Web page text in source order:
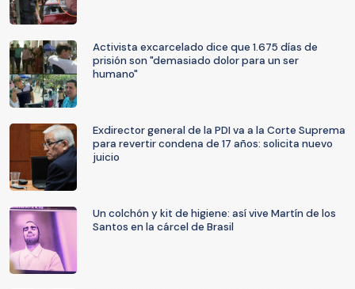
Activista excarcelado dice que 1.675 días de
prisión son "demasiado dolor para un ser
humano"
Exdirector general de la PDI va a la Corte Suprema
para revertir condena de 17 años: solicita nuevo
juicio
Un colchón y kit de higiene: así vive Martín de los
Santos en la cárcel de Brasil